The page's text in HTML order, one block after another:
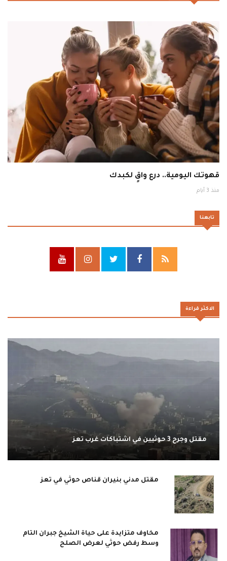
قهوتك اليومية.. درع واقٍ لكبدك
منذ 3 أيام
تابعنا
الاكثر قراءة
مقتل وجرح 3 حوثيين في اشتباكات غرب تعز
مقتل مدني بنيران قناص حوثي في تعز
مخاوف متزايدة على حياة الشيخ جبران التام
وسط رفض حوثي لعرض الصلح